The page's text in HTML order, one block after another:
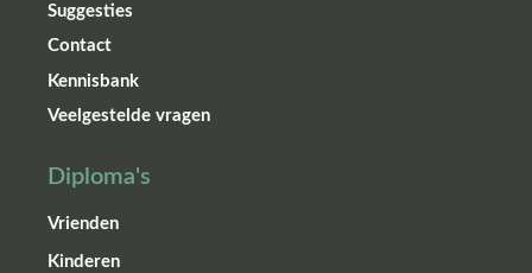
Suggesties
Contact
Kennisbank
Veelgestelde vragen
Diploma's
Vrienden
Kinderen